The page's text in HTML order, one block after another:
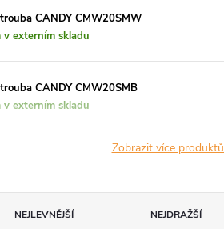
CANDY CMW20SMW
v externím skladu
CANDY CMW20SMB
v externím skladu
Zobrazit více produktů
NEJLEVNĚJŠÍ NEJDRAŽŠÍ